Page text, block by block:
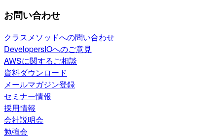
お問い合わせ
クラスメソッドへの問い合わせ
DevelopersIOへのご意見
AWSに関するご相談
資料ダウンロード
メールマガジン登録
セミナー情報
採用情報
会社説明会
勉強会